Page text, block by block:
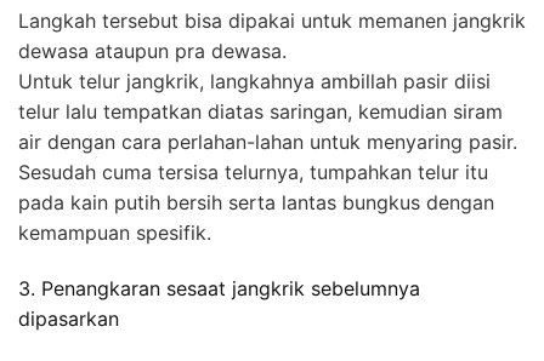
Langkah tersebut bisa dipakai untuk memanen jangkrik
dewasa ataupun pra dewasa.
Untuk telur jangkrik, langkahnya ambillah pasir diisi
telur lalu tempatkan diatas saringan, kemudian siram
air dengan cara perlahan-lahan untuk menyaring pasir.
Sesudah cuma tersisa telurnya, tumpahkan telur itu
pada kain putih bersih serta lantas bungkus dengan
kemampuan spesifik.
3. Penangkaran sesaat jangkrik sebelumnya
dipasarkan